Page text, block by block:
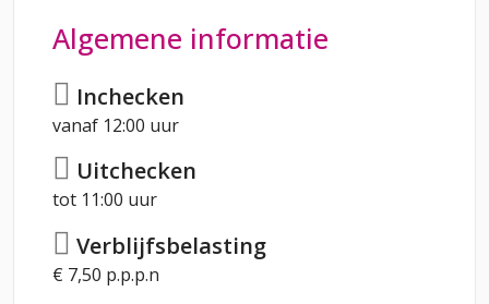
Algemene informatie
Inchecken
vanaf 12:00 uur
Uitchecken
tot 11:00 uur
Verblijfsbelasting
€ 7,50 p.p.p.n